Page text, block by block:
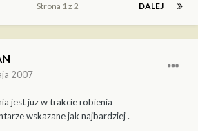
DALEJ
Strona 1 z 2
2007
jest juz w trakcie robienia
wskazane jak najbardziej .